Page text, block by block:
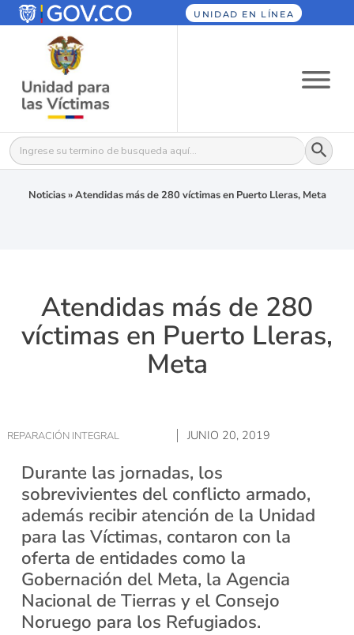
UNIDAD EN LÍNEA
Buscar: Botón
Noticias»Atendidas más de 280 víctimas en Puerto Lleras, Meta
Atendidas más de 280
víctimas en Puerto Lleras,
Meta
REPARACIÓN INTEGRAL JUNIO 20, 2019
Durante las jornadas, los
sobrevivientes del conflicto armado,
además recibir atención de la Unidad
para las Víctimas, contaron con la
oferta de entidades como la
Gobernación del Meta, la Agencia
Nacional de Tierras y el Consejo
Noruego para los Refugiados.